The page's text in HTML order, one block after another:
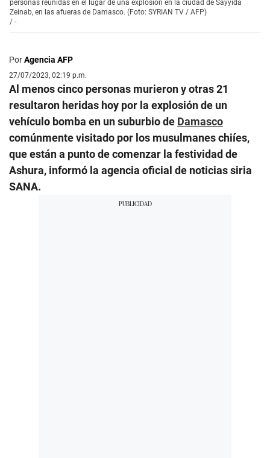
personas reunidas en el lugar de una explosión en la ciudad de Sayyida
Zeinab, en las afueras de Damasco. (Foto: SYRIAN TV / AFP)
/ -
PorAgencia AFP
27/07/2023, 02:19 p.m.
Al menos cinco personas murieron y otras 21
resultaron heridas hoy por la explosión de un
vehículo bomba en un suburbio de Damasco
comúnmente visitado por los musulmanes chiíes,
que están a punto de comenzar la festividad de
Ashura, informó la agencia oficial de noticias siria
SANA.